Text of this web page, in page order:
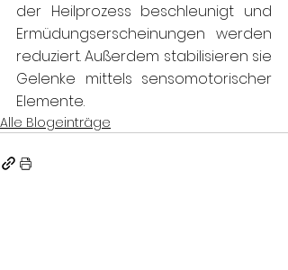
der Heilprozess beschleunigt und
Ermüdungserscheinungen werden
reduziert. Außerdem stabilisieren sie
Gelenke mittels sensomotorischer
Elemente.
Alle Blogeinträge